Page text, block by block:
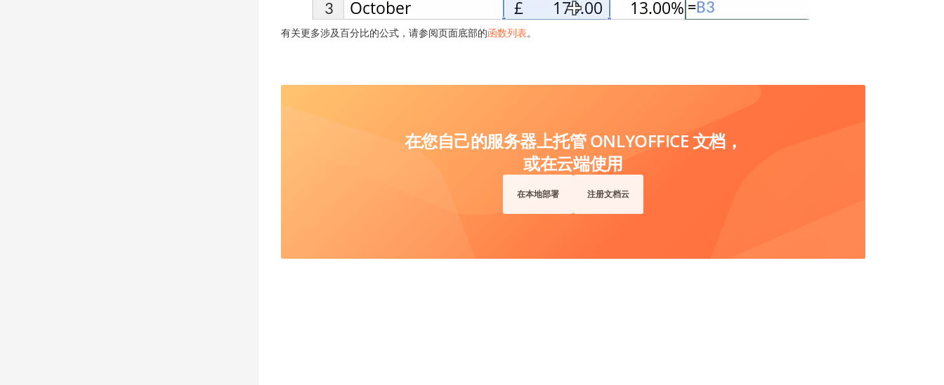
有关更多涉及百分比的公式，请参阅页面底部的函数列表。
在您自己的服务器上托管 ONLYOFFICE 文档，
或在云端使用
在本地部署 注册文档云